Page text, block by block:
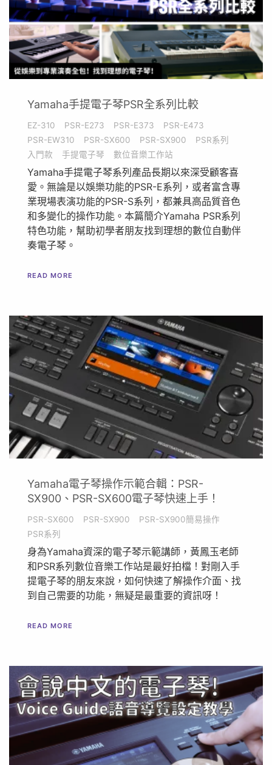
Yamaha手提電子琴PSR全系列比較
EZ-310 PSR-E273 PSR-E373
PSR-E473
PSR-EW310
PSR-SX600 PSR-SX900
PSR系列
入門款
手提電子琴 數位音樂工作站
Yamaha手提電子琴系列產品長期以來深受顧客喜
愛。無論是以娛樂功能的PSR-E系列，或者富含專
業現場表演功能的PSR-S系列，都兼具高品質音色
和多變化的操作功能。本篇簡介Yamaha PSR系列
特色功能，幫助初學者朋友找到理想的數位自動伴
奏電子琴。
READ MORE
Yamaha電子琴操作示範合輯：PSR-
SX900、PSR-SX600電子琴快速上手！
PSR-SX600 PSR-SX900
PSR-SX900簡易操作
PSR系列
身為Yamaha資深的電子琴示範講師，黃鳳玉老師
和PSR系列數位音樂工作站是最好拍檔！對剛入手
提電子琴的朋友來說，如何快速了解操作介面、找
到自己需要的功能，無疑是最重要的資訊呀！
READ MORE